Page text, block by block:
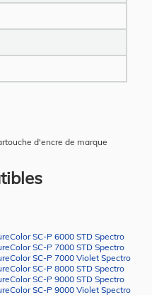
d'encre de marque
SC-P 6000 STD Spectro
SC-P 7000 STD Spectro
SC-P 7000 Violet Spectro
SC-P 8000 STD Spectro
SC-P 9000 STD Spectro
SC-P 9000 Violet Spectro